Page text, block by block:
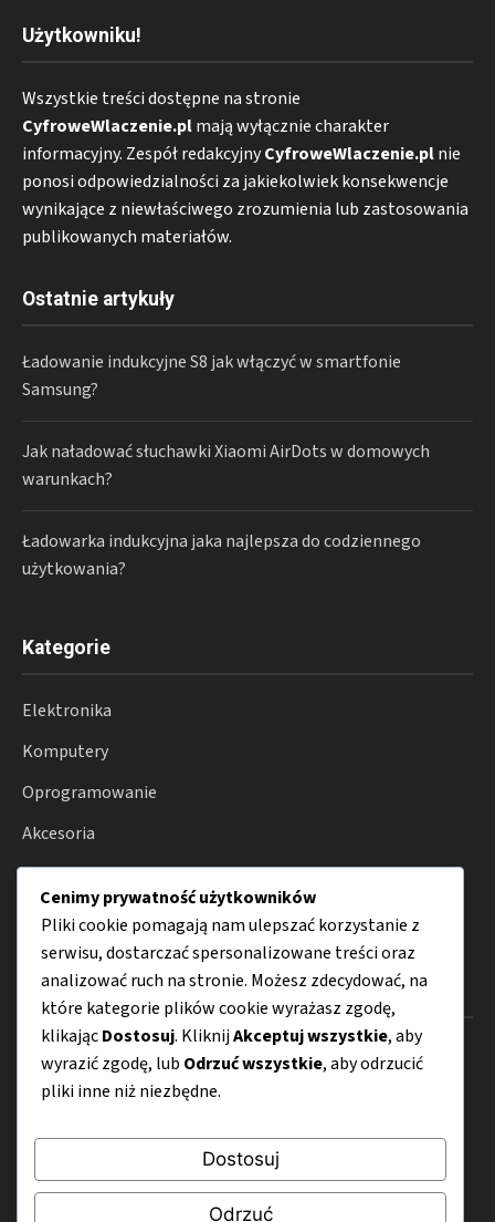
Użytkowniku!
Wszystkie treści dostępne na stronie
CyfroweWlaczenie.plmają wyłącznie charakter
informacyjny. Zespół redakcyjnyCyfroweWlaczenie.plnie
ponosi odpowiedzialności za jakiekolwiek konsekwencje
wynikające z niewłaściwego zrozumienia lub zastosowania
publikowanych materiałów.
Ostatnie artykuły
Ładowanie indukcyjne S8 jak włączyć w smartfonie
Samsung?
Jak naładować słuchawki Xiaomi AirDots w domowych
warunkach?
Ładowarka indukcyjna jaka najlepsza do codziennego
użytkowania?
Kategorie
Elektronika
Komputery
Oprogramowanie
Akcesoria
Internet
Porady
Menu
O nas
Kontakt
Mapa strony
Polityka prywatności
Cenimy prywatność użytkowników
Pliki cookie pomagają nam ulepszać korzystanie z
serwisu, dostarczać spersonalizowane treści oraz
analizować ruch na stronie. Możesz zdecydować, na
które kategorie plików cookie wyrażasz zgodę,
klikającDostosuj. KliknijAkceptuj wszystkie, aby
wyrazić zgodę, lub Odrzuć wszystkie, aby odrzucić
pliki inne niż niezbędne.
Dostosuj
Odrzuć